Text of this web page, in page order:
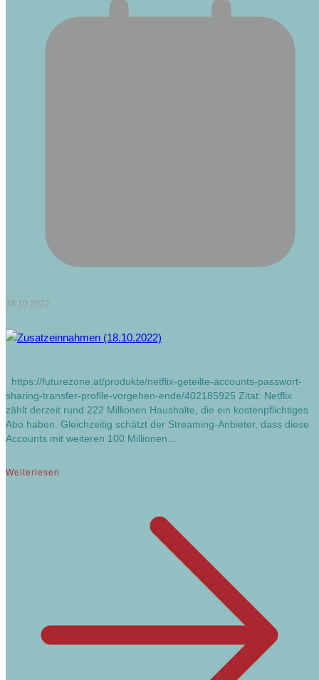
18.10.2022
https://futurezone.at/produkte/netflix-geteilte-accounts-passwort-
sharing-transfer-profile-vorgehen-ende/402185925 Zitat: Netflix
zählt derzeit rund 222 Millionen Haushalte, die ein kostenpflichtiges
Abo haben. Gleichzeitig schätzt der Streaming-Anbieter, dass diese
Accounts mit weiteren 100 Millionen…
Weiterlesen